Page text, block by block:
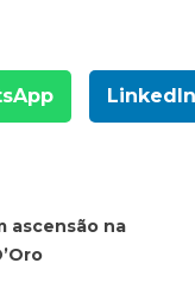
LinkedIn
ascensão na